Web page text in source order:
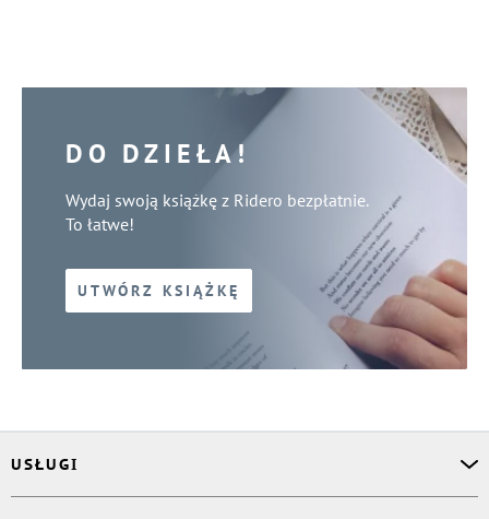
DO DZIEŁA!
Wydaj swoją książkę z Ridero bezpłatnie.
To łatwe!
UTWÓRZ KSIĄŻKĘ
USŁUGI